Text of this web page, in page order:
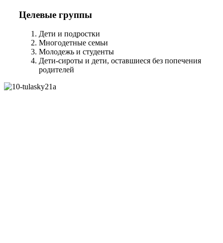
Целевые группы
Дети и подростки
Многодетные семьи
Молодежь и студенты
Дети-сироты и дети, оставшиеся без попечения
родителей